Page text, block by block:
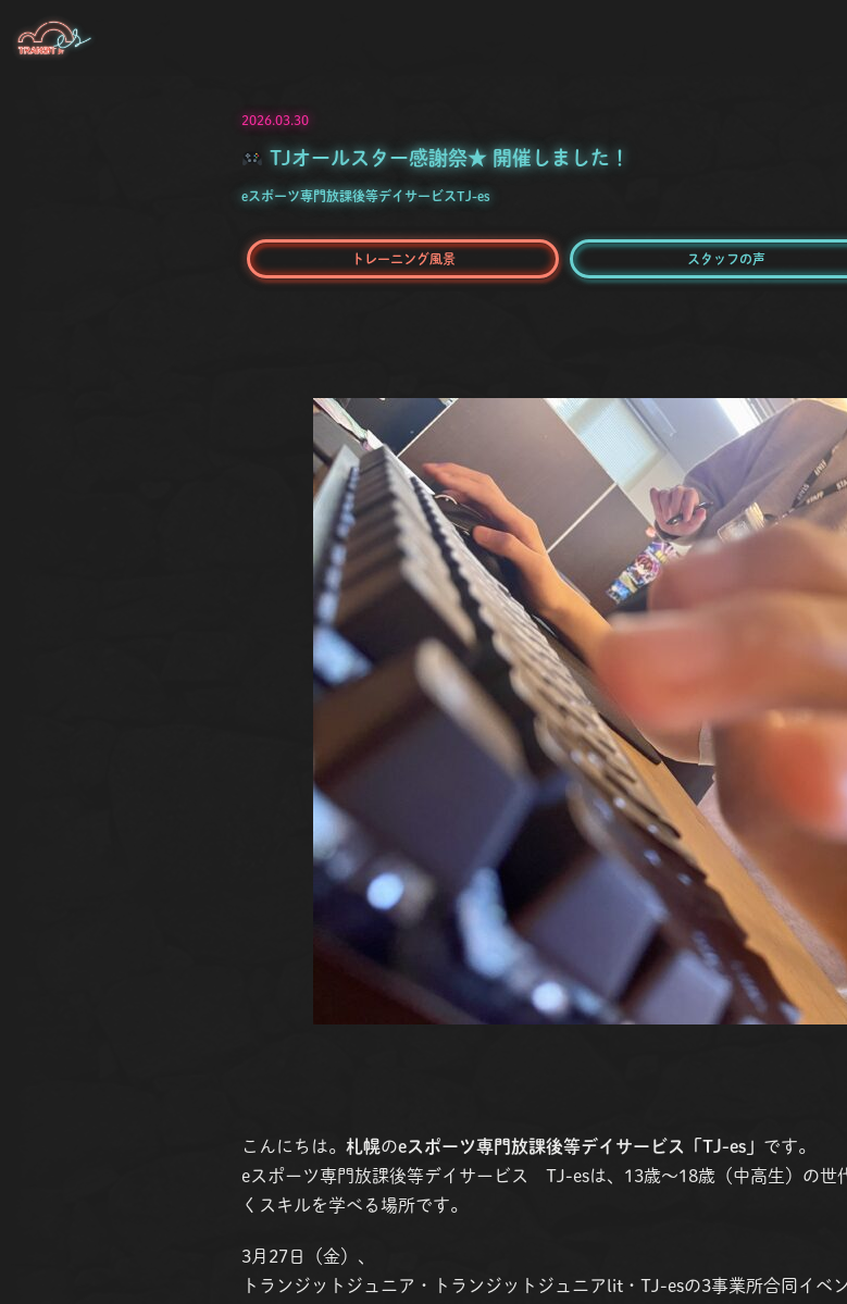
2026.03.30
TJオールスター感謝祭★ 開催しました！
eスポーツ専門放課後等デイサービスTJ-es
トレーニング風景 スタッフの声
こんにちは。 札幌のeスポーツ専門放課後等デイサービス「TJ-es」 です。
eスポーツ専門放課後等デイサービス TJ-esは、13歳〜18歳（中高生）の世
くスキルを学べる場所です。
3月27日（金）、
トランジットジュニア・トランジットジュニアlit・TJ-esの3事業所合同イベ